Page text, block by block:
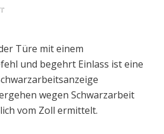
Türe mit einem
und begehrt Einlass ist eine
wegen Schwarzarbeit
vom Zoll ermittelt.